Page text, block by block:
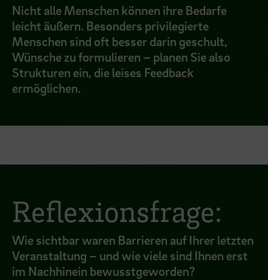
Nicht alle Menschen können ihre Bedarfe
leicht äußern. Besonders privilegierte
Menschen sind oft besser darin geschult,
Wünsche zu formulieren – planen Sie also
Strukturen ein, die leises Feedback
ermöglichen.
Reflexionsfrage:
Wie sichtbar waren Barrieren auf Ihrer letzten
Veranstaltung – und wie viele sind Ihnen erst
im Nachhinein bewusstgeworden?